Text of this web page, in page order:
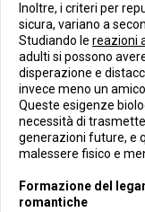
Inoltre, i criteri per
sicura, variano a
Studiando le reazioni
adulti si possono
disperazione e
invece meno un
Queste esigenze
necessità di
generazioni future, e
malessere fisico e
Formazione del
romantiche